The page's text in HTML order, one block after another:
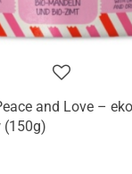
and Love –
(150g)